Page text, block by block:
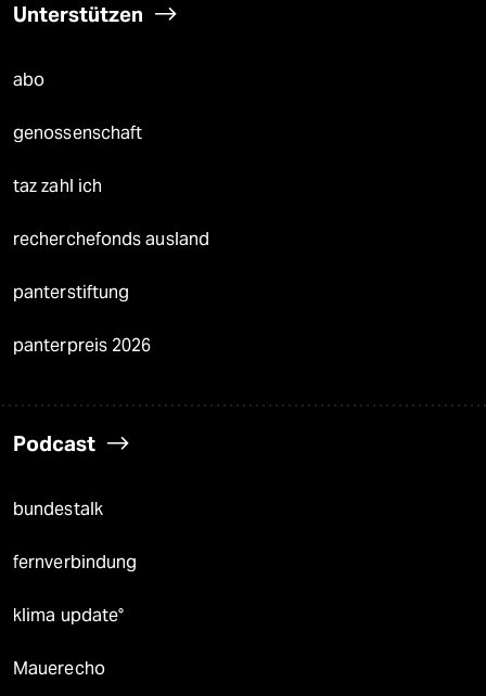
Unterstützen
abo
genossenschaft
taz zahl ich
recherchefonds ausland
panterstiftung
panterpreis 2026
Podcast
bundestalk
fernverbindung
klima update°
Mauerecho